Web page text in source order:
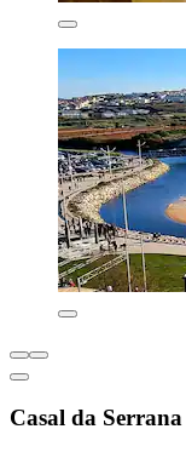
Casal da Serrana